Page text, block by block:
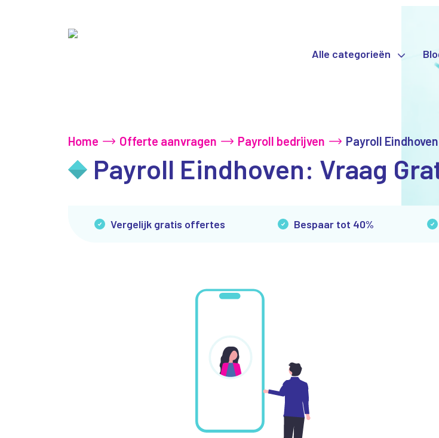
Alle categorieën
Home Offerte aanvragen Payroll bedrijven Payroll
Payroll Eindhoven: Vraag
Vergelijk gratis offertes Bespaar tot 40%